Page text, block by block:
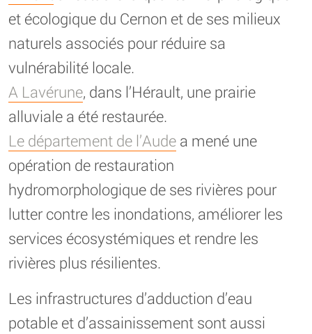
et écologique du Cernon et de ses milieux
naturels associés pour réduire sa
vulnérabilité locale.
A Lavérune, dans l’Hérault, une prairie
alluviale a été restaurée.
Le département de l’Aude a mené une
opération de restauration
hydromorphologique de ses rivières pour
lutter contre les inondations, améliorer les
services écosystémiques et rendre les
rivières plus résilientes.
Les infrastructures d’adduction d’eau
potable et d’assainissement sont aussi